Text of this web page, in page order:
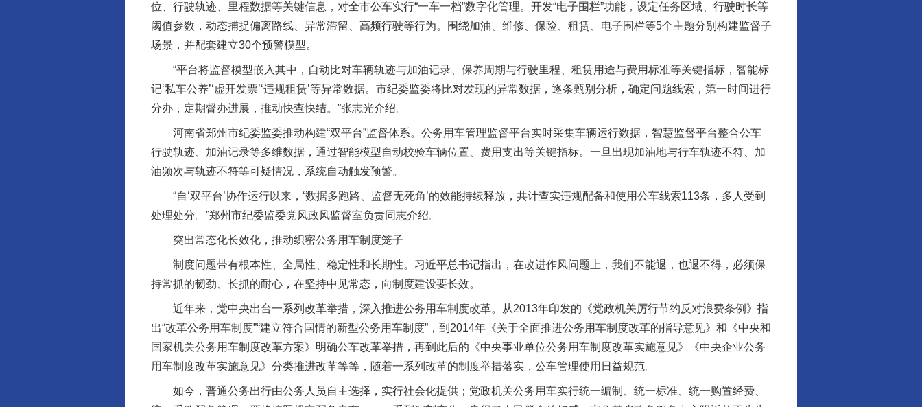
位、行驶轨迹、里程数据等关键信息，对全市公车实行“一车一档”数字化管理。开发“电子围栏”功能，设定任务区域、行驶时长等
阈值参数，动态捕捉偏离路线、异常滞留、高频行驶等行为。围绕加油、维修、保险、租赁、电子围栏等5个主题分别构建监督子
场景，并配套建立30个预警模型。
“平台将监督模型嵌入其中，自动比对车辆轨迹与加油记录、保养周期与行驶里程、租赁用途与费用标准等关键指标，智能标
记‘私车公养’‘虚开发票’‘违规租赁’等异常数据。市纪委监委将比对发现的异常数据，逐条甄别分析，确定问题线索，第一时间进行
分办，定期督办进展，推动快查快结。”张志光介绍。
河南省郑州市纪委监委推动构建“双平台”监督体系。公务用车管理监督平台实时采集车辆运行数据，智慧监督平台整合公车
行驶轨迹、加油记录等多维数据，通过智能模型自动校验车辆位置、费用支出等关键指标。一旦出现加油地与行车轨迹不符、加
油频次与轨迹不符等可疑情况，系统自动触发预警。
“自‘双平台’协作运行以来，‘数据多跑路、监督无死角’的效能持续释放，共计查实违规配备和使用公车线索113条，多人受到
处理处分。”郑州市纪委监委党风政风监督室负责同志介绍。
突出常态化长效化，推动织密公务用车制度笼子
制度问题带有根本性、全局性、稳定性和长期性。习近平总书记指出，在改进作风问题上，我们不能退，也退不得，必须保
持常抓的韧劲、长抓的耐心，在坚持中见常态，向制度建设要长效。
近年来，党中央出台一系列改革举措，深入推进公务用车制度改革。从2013年印发的《党政机关厉行节约反对浪费条例》指
出“改革公务用车制度”“建立符合国情的新型公务用车制度”，到2014年《关于全面推进公务用车制度改革的指导意见》和《中央和
国家机关公务用车制度改革方案》明确公车改革举措，再到此后的《中央事业单位公务用车制度改革实施意见》《中央企业公务
用车制度改革实施意见》分类推进改革等等，随着一系列改革的制度举措落实，公车管理使用日益规范。
如今，普通公务出行由公务人员自主选择，实行社会化提供；党政机关公务用车实行统一编制、统一标准、统一购置经费、